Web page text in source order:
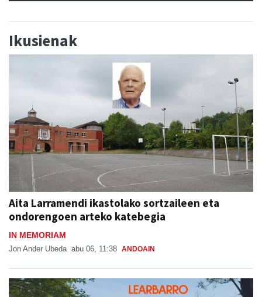
Ikusienak
Aita Larramendi ikastolako sortzaileen eta
ondorengoen arteko katebegia
IN MEMORIAM
Jon Ander Ubeda abu 06, 11:38 ANDOAIN